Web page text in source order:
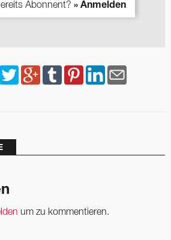
Abonnent? » Anmelden
um zu kommentieren.